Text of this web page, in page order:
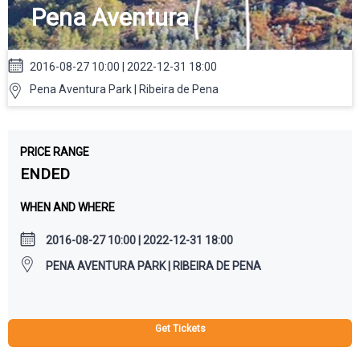
Pena Aventura
2016-08-27 10:00 | 2022-12-31 18:00
Pena Aventura Park | Ribeira de Pena
PRICE RANGE
ENDED
WHEN AND WHERE
2016-08-27 10:00 | 2022-12-31 18:00
PENA AVENTURA PARK | RIBEIRA DE PENA
Get Tickets